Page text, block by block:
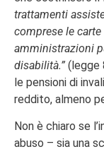
trattamenti
comprese le
amministrazioni
disabilità.” (legge
le pensioni di
reddito, almeno
Non è chiaro se
abuso – sia una